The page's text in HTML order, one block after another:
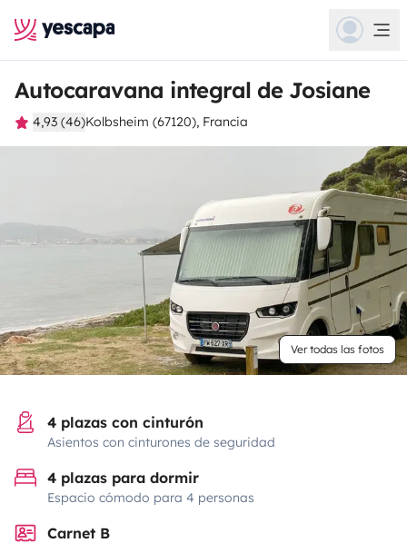
Autocaravana integral de Josiane
4,93 (46)Kolbsheim (67120), Francia
Ver todas las fotos
4 plazas con cinturón
Asientos con cinturones de seguridad
4 plazas para dormir
Espacio cómodo para 4 personas
Carnet B